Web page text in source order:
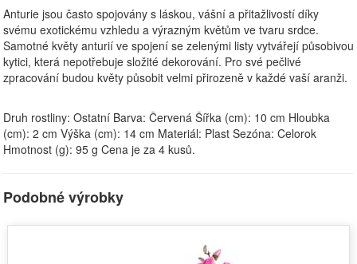
Anturie jsou často spojovány s láskou, vášní a přitažlivostí díky
svému exotickému vzhledu a výrazným květům ve tvaru srdce.
Samotné květy anturií ve spojení se zelenými listy vytvářejí působivou
kytici, která nepotřebuje složité dekorování. Pro své pečlivé
zpracování budou květy působit velmi přirozeně v každé vaší aranži.
Druh rostliny: Ostatní Barva: Červená Šířka (cm): 10 cm Hloubka
(cm): 2 cm Výška (cm): 14 cm Materiál: Plast Sezóna: Celorok
Hmotnost (g): 95 g Cena je za 4 kusů.
Podobné výrobky